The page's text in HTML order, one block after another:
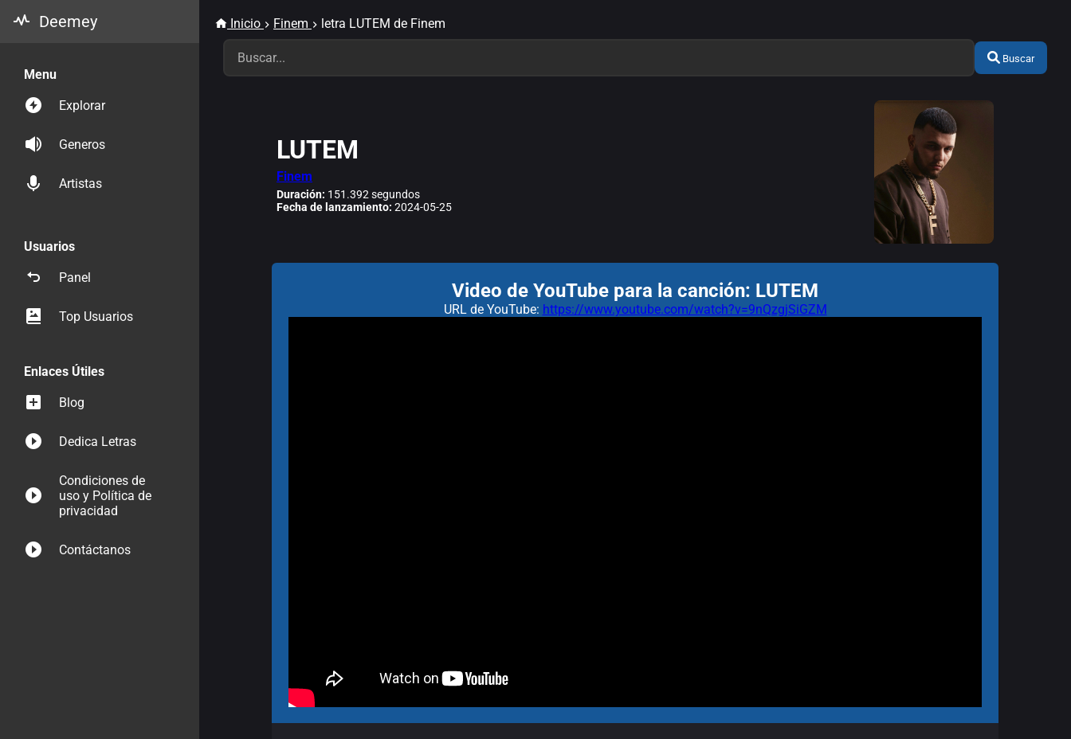
Deemey
Menu
Explorar
Generos
Artistas
Usuarios
Panel
Top Usuarios
Enlaces Útiles
Blog
Dedica Letras
Condiciones de
uso y Política de
privacidad
Contáctanos
Inicio Finem letra LUTEM de Finem
Buscar
LUTEM
Finem
Duración: 151.392 segundos
Fecha de lanzamiento: 2024-05-25
Video de YouTube para la canción: LUTEM
URL de YouTube: https://www.youtube.com/watch?v=9nQzgjSiGZM